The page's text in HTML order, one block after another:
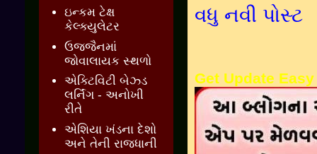
વધુ નવી પોસ્ટ
Get Update Easy
ઇન્કમ ટેક્ષ
કેલ્ક્યુલેટર
ઉજ્જૈનમાં
જોવાલાયક સ્થળો
એક્ટિવિટી બેઝ્ડ
લર્નિંગ - અનોખી
રીતે
એશિયા ખંડના દેશો
અને તેની રાજધાની